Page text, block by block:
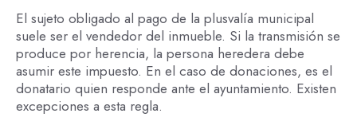
El sujeto obligado al pago de la plusvalía municipal
suele ser el vendedor del inmueble. Si la transmisión se
produce por herencia, la persona heredera debe
asumir este impuesto. En el caso de donaciones, es el
donatario quien responde ante el ayuntamiento. Existen
excepciones a esta regla.